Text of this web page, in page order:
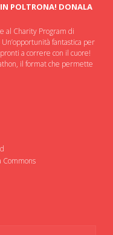
POLTRONA! DONALA
al Charity Program di
fantastica per
a correre con il cuore!
il format che permette